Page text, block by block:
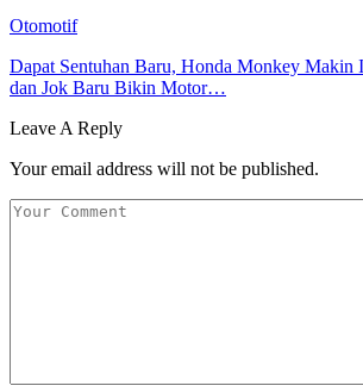
Otomotif
Dapat Sentuhan Baru, Honda Monkey Makin
dan Jok Baru Bikin Motor…
Leave A Reply
Your email address will not be published.